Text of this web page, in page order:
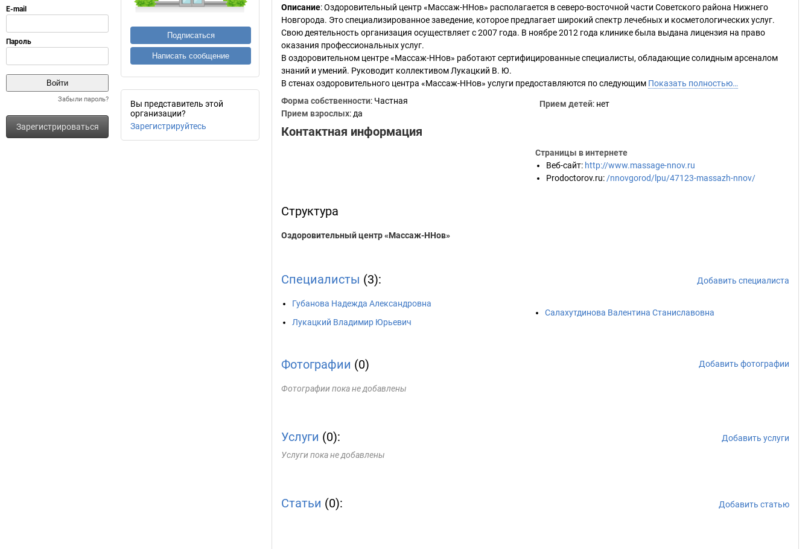
Забыли пароль?
Зарегистрироваться
Подписаться
Написать сообщение
Вы представитель этой
организации?
Зарегистрируйтесь
Описание: Оздоровительный центр «Массаж-ННов» располагается в северо-восточной части Советского района Нижнего
Новгорода. Это специализированное заведение, которое предлагает широкий спектр лечебных и косметологических услуг.
Свою деятельность организация осуществляет с 2007 года. В ноябре 2012 года клинике была выдана лицензия на право
оказания профессиональных услуг.
В оздоровительном центре «Массаж-ННов» работают сертифицированные специалисты, обладающие солидным арсеналом
знаний и умений. Руководит коллективом Лукацкий В. Ю.
В стенах оздоровительного центра «Массаж-ННов» услуги предоставляются по следующим Показать полностью…
Форма собственности: Частная
Прием взрослых: да
Прием детей: нет
Контактная информация
Страницы в интернете
Веб-сайт: http://www.massage-nnov.ru
Prodoctorov.ru: /nnovgorod/lpu/47123-massazh-nnov/
Структура
Оздоровительный центр «Массаж-ННов»
Специалисты (3): Добавить специалиста
Губанова Надежда Александровна
Лукацкий Владимир Юрьевич
Салахутдинова Валентина Станиславовна
Фотографии (0) Добавить фотографии
Фотографии пока не добавлены
Услуги (0):
Добавить услуги
Услуги пока не добавлены
Статьи (0): Добавить статью